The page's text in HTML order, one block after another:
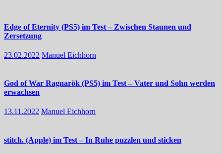
Edge of Eternity (PS5) im Test – Zwischen Staunen und
Zersetzung
23.02.2022 Manuel Eichhorn
God of War Ragnarök (PS5) im Test – Vater und Sohn werden
erwachsen
13.11.2022 Manuel Eichhorn
stitch. (Apple) im Test – In Ruhe puzzlen und sticken